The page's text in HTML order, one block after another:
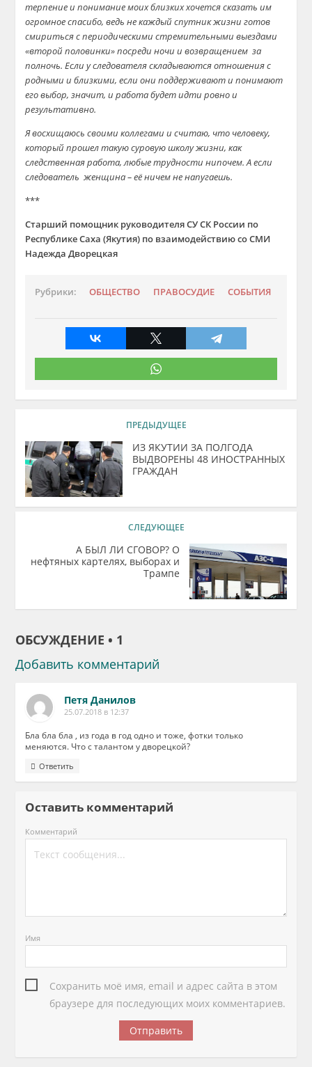
терпение и понимание моих близких хочется сказать им
огромное спасибо, ведь не каждый спутник жизни готов
смириться с периодическими стремительными выездами
«второй половинки» посреди ночи и возвращением за
полночь. Если у следователя складываются отношения с
родными и близкими, если они поддерживают и понимают
его выбор, значит, и работа будет идти ровно и
результативно.
Я восхищаюсь своими коллегами и считаю, что человеку,
который прошел такую суровую школу жизни, как
следственная работа, любые трудности нипочем. А если
следователь женщина – её ничем не напугаешь.
***
Старший помощник руководителя СУ СК России по
Республике Саха (Якутия) по взаимодействию со СМИ
Надежда Дворецкая
Рубрики: ОБЩЕСТВО ПРАВОСУДИЕ СОБЫТИЯ
ПРЕДЫДУЩЕЕ
ИЗ ЯКУТИИ ЗА ПОЛГОДА
ВЫДВОРЕНЫ 48 ИНОСТРАННЫХ
ГРАЖДАН
СЛЕДУЮЩЕЕ
А БЫЛ ЛИ СГОВОР? О
нефтяных картелях, выборах и
Трампе
ОБСУЖДЕНИЕ • 1
Добавить комментарий
Петя Данилов
25.07.2018 в 12:37
Бла бла бла , из года в год одно и тоже, фотки только
меняются. Что с талантом у дворецкой?
Ответить
Оставить комментарий
Комментарий
Имя
Сохранить моё имя, email и адрес сайта в этом
браузере для последующих моих комментариев.